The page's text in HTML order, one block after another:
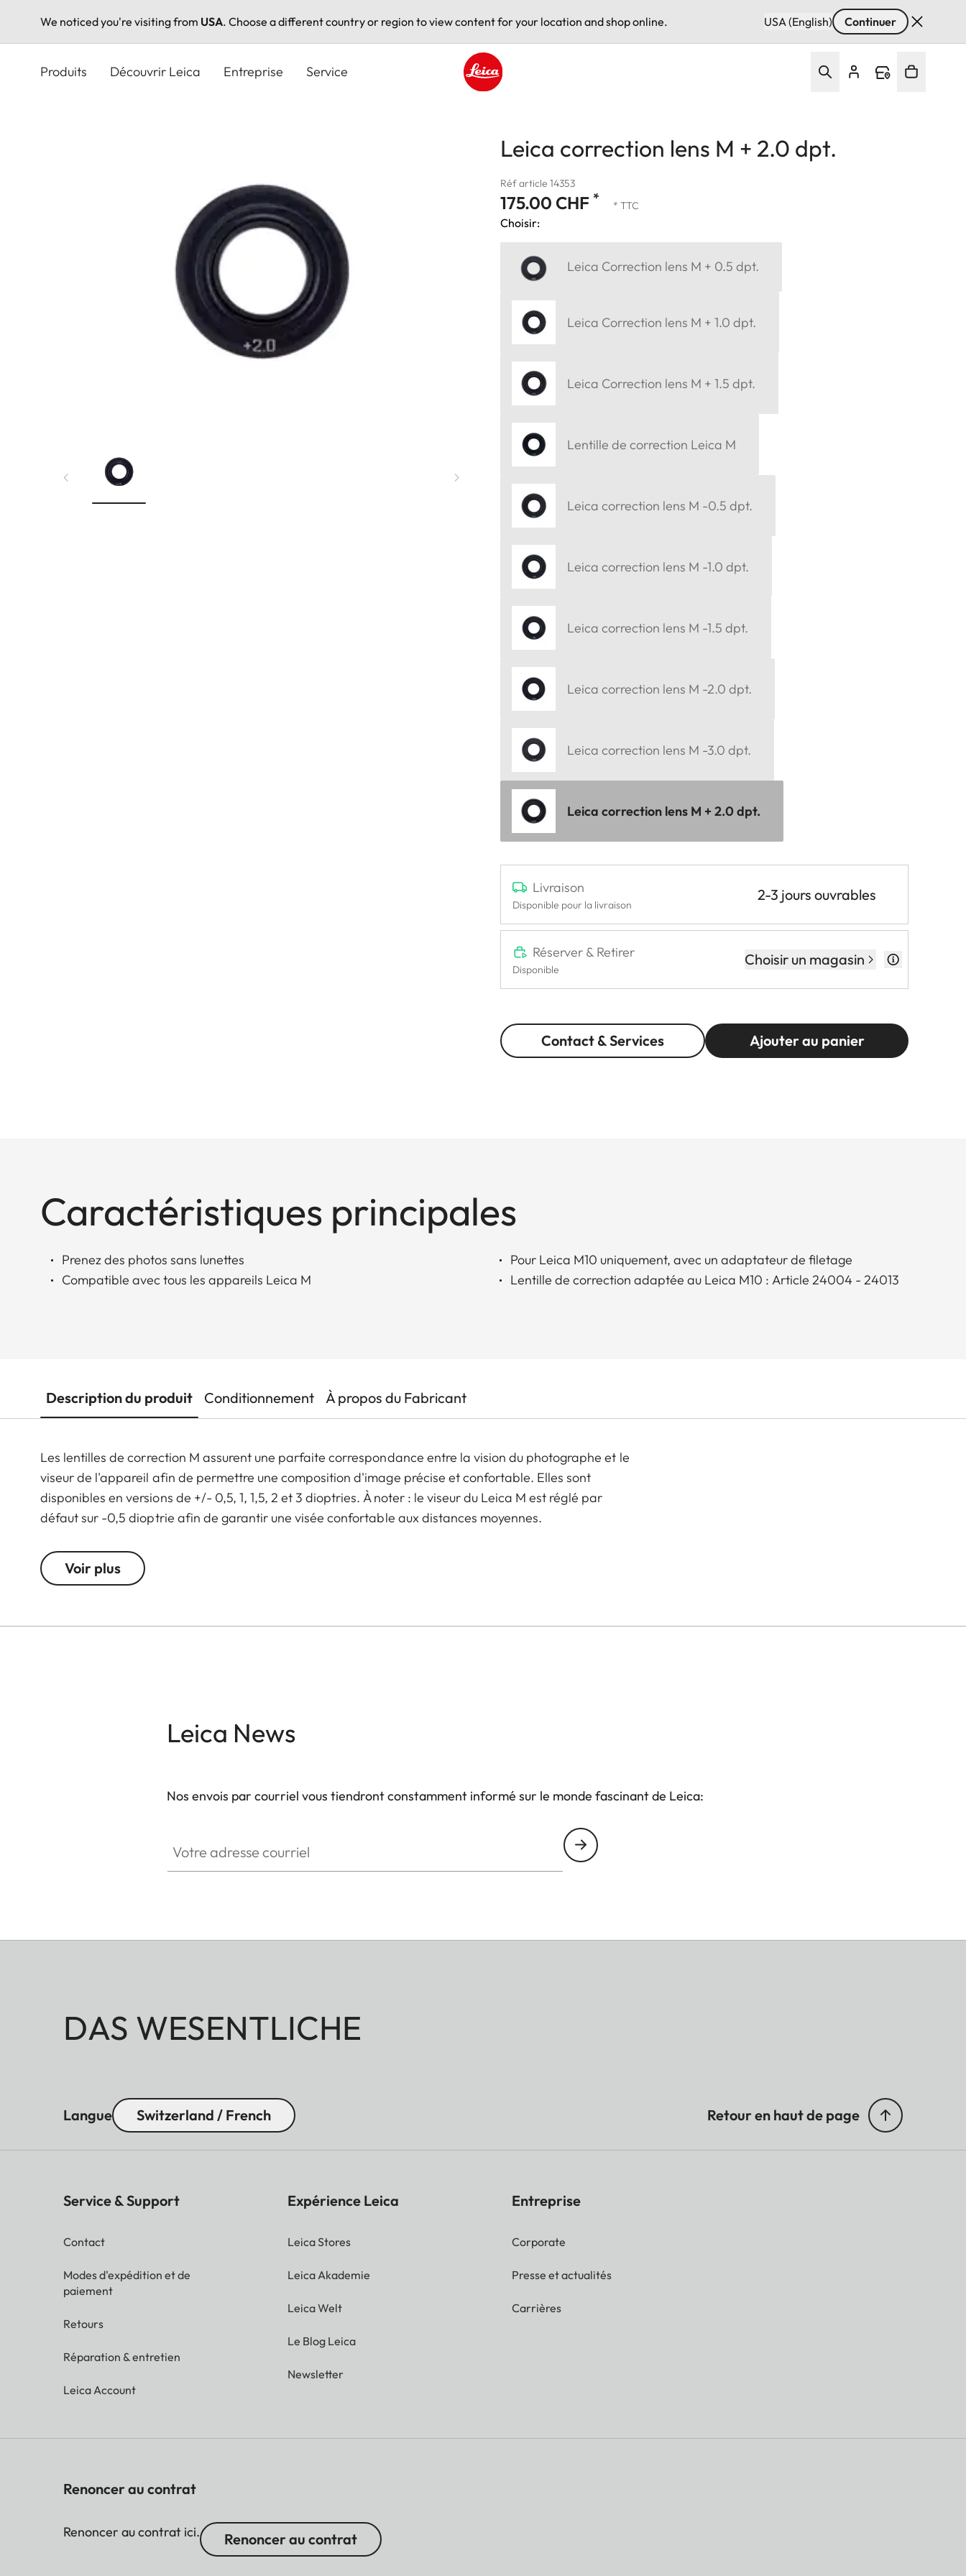
We noticed you're visiting from USA. Choose a different country or region to view content for your location and shop online. USA (English) Continuer
Produits Découvrir Leica Entreprise Service
Leica correction lens M + 2.0 dpt.
Réf article 14353
175.00 CHF * * TTC
Choisir:
Leica Correction lens M + 0.5 dpt.
Leica Correction lens M + 1.0 dpt.
Leica Correction lens M + 1.5 dpt.
Lentille de correction Leica M
Leica correction lens M -0.5 dpt.
Leica correction lens M -1.0 dpt.
Leica correction lens M -1.5 dpt.
Leica correction lens M -2.0 dpt.
Leica correction lens M -3.0 dpt.
Leica correction lens M + 2.0 dpt.
Livraison
Disponible pour la livraison
2-3 jours ouvrables
Réserver & Retirer
Disponible
Choisir un magasin
Contact & Services Ajouter au panier
Caractéristiques principales
Prenez des photos sans lunettes
Compatible avec tous les appareils Leica M
Pour Leica M10 uniquement, avec un adaptateur de filetage
Lentille de correction adaptée au Leica M10 : Article 24004 - 24013
Description du produit Conditionnement À propos du Fabricant
Les lentilles de correction M assurent une parfaite correspondance entre la vision du photographe et le
viseur de l'appareil afin de permettre une composition d'image précise et confortable. Elles sont
disponibles en versions de +/- 0,5, 1, 1,5, 2 et 3 dioptries. À noter : le viseur du Leica M est réglé par
défaut sur -0,5 dioptrie afin de garantir une visée confortable aux distances moyennes.
Voir plus
Leica News
Nos envois par courriel vous tiendront constamment informé sur le monde fascinant de Leica:
DAS WESENTLICHE
Langue Switzerland / French Retour en haut de page
Service & Support
Contact
Modes d'expédition et de
paiement
Retours
Réparation & entretien
Leica Account
Expérience Leica
Leica Stores
Leica Akademie
Leica Welt
Le Blog Leica
Newsletter
Entreprise
Corporate
Presse et actualités
Carrières
Renoncer au contrat
Renoncer au contrat ici. Renoncer au contrat